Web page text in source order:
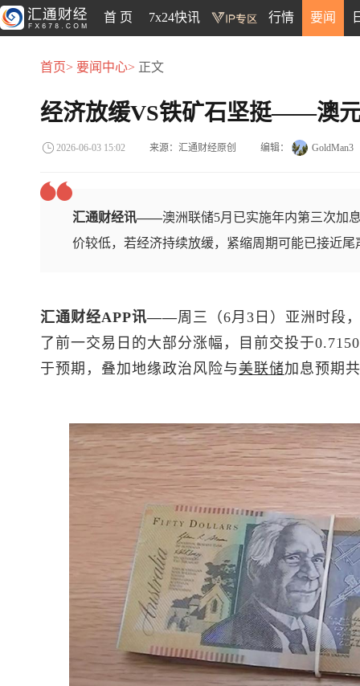
首 页 7x24快讯 行情 要闻
首页> 要闻中心> 正文
经济放缓VS铁矿石坚挺——澳
2026-06-03 15:02 来源：汇通财经原创 编辑： GoldMan3
汇通财经讯——澳洲联储5月已实施年内第三次加
价较低，若经济持续放缓，紧缩周期可能已接近尾
汇通财经APP讯——周三（6月3日）亚洲时段
了前一交易日的大部分涨幅，目前交投于
于预期，叠加地缘政治风险与 美联储加息预期